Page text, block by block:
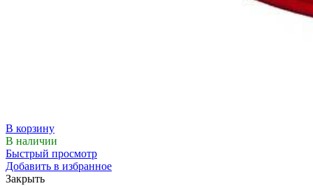
В корзину
В наличии
Быстрый просмотр
Добавить в избранное
Закрыть